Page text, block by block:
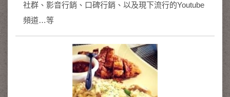
社群、影音行銷、口碑行銷、以及現下流行的Youtube
頻道…等